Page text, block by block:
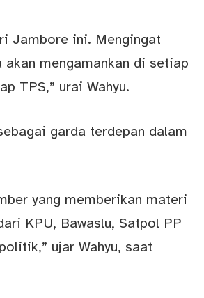
Jambore ini. Mengingat
mengamankan di setiap
TPS,” urai Wahyu.
garda terdepan dalam
yang memberikan materi
KPU, Bawaslu, Satpol PP
ujar Wahyu, saat